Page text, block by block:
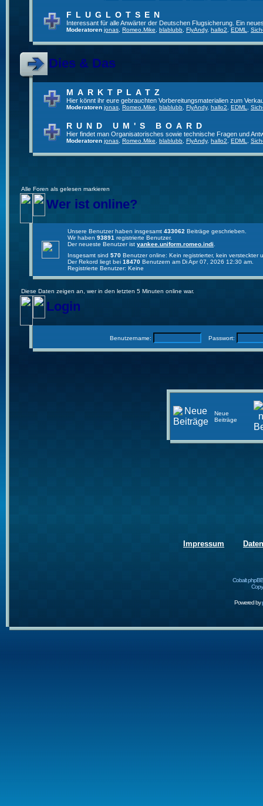
FLUGLOTSEN
Interessant für alle Anwärter der Deutschen Flugsicherung. Ein
Moderatoren jonas Romeo.Mike blablubb FlyAndy, hallo2 EDML
Dies & Das
MARKTPLATZ
Hier könnt ihr eure gebrauchten Vorbereitungsmaterialien zum
Moderatoren jonas Romeo.Mike blablubb FlyAndy, hallo2 EDML
RUND UM'S BOARD
Hier findet man Organisatorisches sowie technische Fragen und
Moderatoren jonas Romeo.Mike blablubb FlyAndy, hallo2 EDML
Alle Foren als gelesen markieren
Wer ist online?
Unsere Benutzer haben insgesamt 433062 Beiträge geschrieben.
Wir haben 93891 registrierte Benutzer.
Der neueste Benutzer ist yankee.uniform.romeo.indi
Insgesamt sind 570 Benutzer online: Kein registrierter, kein
Der Rekord liegt bei 18470 Benutzern am Di Apr 07, 2026 12:30 am.
Registrierte Benutzer: Keine
Diese Daten zeigen an, wer in den letzten 5 Minuten online war.
Login
Benutzername: Passwort:
Neue
Beiträge
Impressum
Cobalt
Powered by